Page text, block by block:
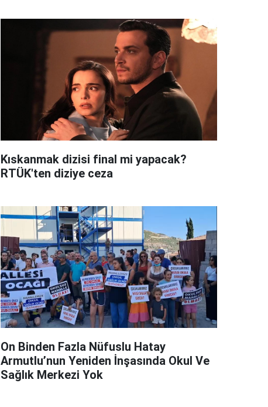
Kıskanmak dizisi final mi yapacak?
RTÜK'ten diziye ceza
On Binden Fazla Nüfuslu Hatay
Armutlu’nun Yeniden İnşasında Okul Ve
Sağlık Merkezi Yok